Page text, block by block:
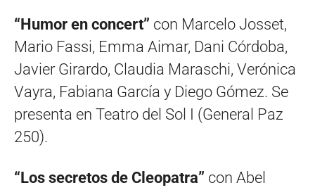
“Humor en concert” con Marcelo Josset,
Mario Fassi, Emma Aimar, Dani Córdoba,
Javier Girardo, Claudia Maraschi, Verónica
Vayra, Fabiana García y Diego Gómez. Se
presenta en Teatro del Sol I (General Paz
250).
“Los secretos de Cleopatra” con Abel